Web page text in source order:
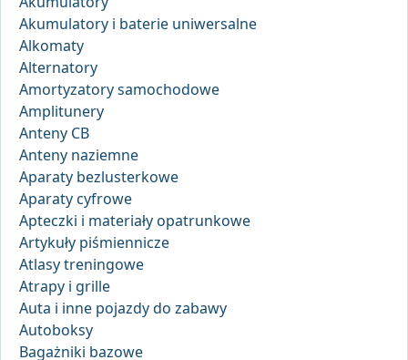
Akumulatory i baterie uniwersalne
Alkomaty
Alternatory
Amortyzatory samochodowe
Amplitunery
Anteny CB
Anteny naziemne
Aparaty bezlusterkowe
Aparaty cyfrowe
Apteczki i materiały opatrunkowe
Artykuły piśmiennicze
Atlasy treningowe
Atrapy i grille
Auta i inne pojazdy do zabawy
Autoboksy
Bagażniki bazowe